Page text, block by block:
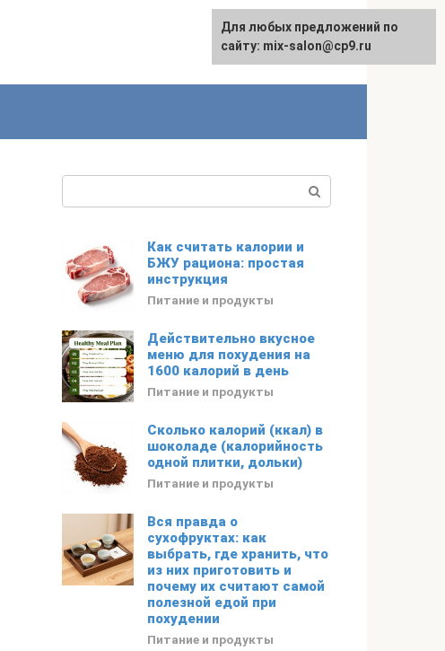
Как считать калории и
БЖУ рациона: простая
инструкция
Питание и продукты
Действительно вкусное
меню для похудения на
1600 калорий в день
Питание и продукты
Сколько калорий (ккал) в
шоколаде (калорийность
одной плитки, дольки)
Питание и продукты
Вся правда о
сухофруктах: как
выбрать, где хранить, что
из них приготовить и
почему их считают самой
полезной едой при
похудении
Питание и продукты
Для любых предложений по
сайту: mix-salon@cp9.ru